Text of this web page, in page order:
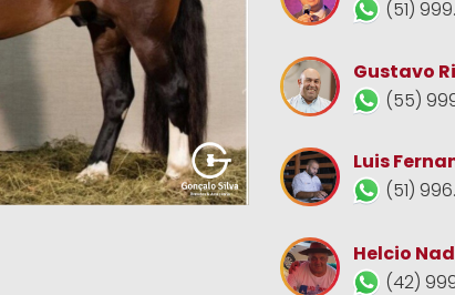
(51)
Gustavo
(55)
Luis
(51)
Helcio
(42)